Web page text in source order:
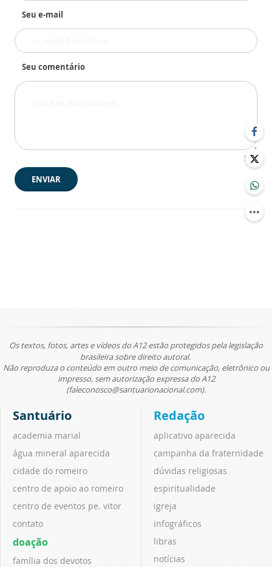
Seu e-mail
Seu comentário
500
ENVIAR
Os textos, fotos, artes e vídeos do A12 estão protegidos pela legislação
brasileira sobre direito autoral.
Não reproduza o conteúdo em outro meio de comunicação, eletrônico ou
impresso, sem autorização expressa do A12
(faleconosco@santuarionacional.com).
Santuário
academia marial
água mineral aparecida
cidade do romeiro
centro de apoio ao romeiro
centro de eventos pe. vitor
contato
doação
família dos devotos
Redação
aplicativo aparecida
campanha da fraternidade
dúvidas religiosas
espiritualidade
igreja
infográficos
libras
notícias